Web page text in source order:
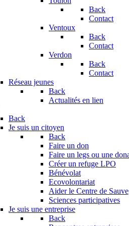
Back
Contact
Ventoux
Back
Contact
Verdon
Back
Contact
Réseau jeunes
Back
Actualités en lien
Back
Je suis un citoyen
Back
Faire un don
Faire un legs ou une
Créer un refuge LPO
Bénévolat
Ecovolontariat
Aider le Centre de
Sciences participatives
Je suis une entreprise
Back